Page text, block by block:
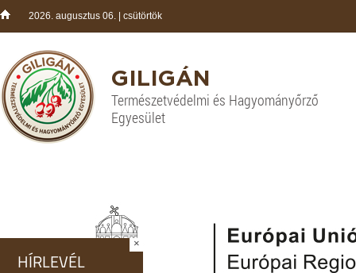
2026. augusztus 06. | csütörtök
GILIGÁN
Természetvédelmi és Hagyományőrző
Egyesület
HÍRLEVÉL
×